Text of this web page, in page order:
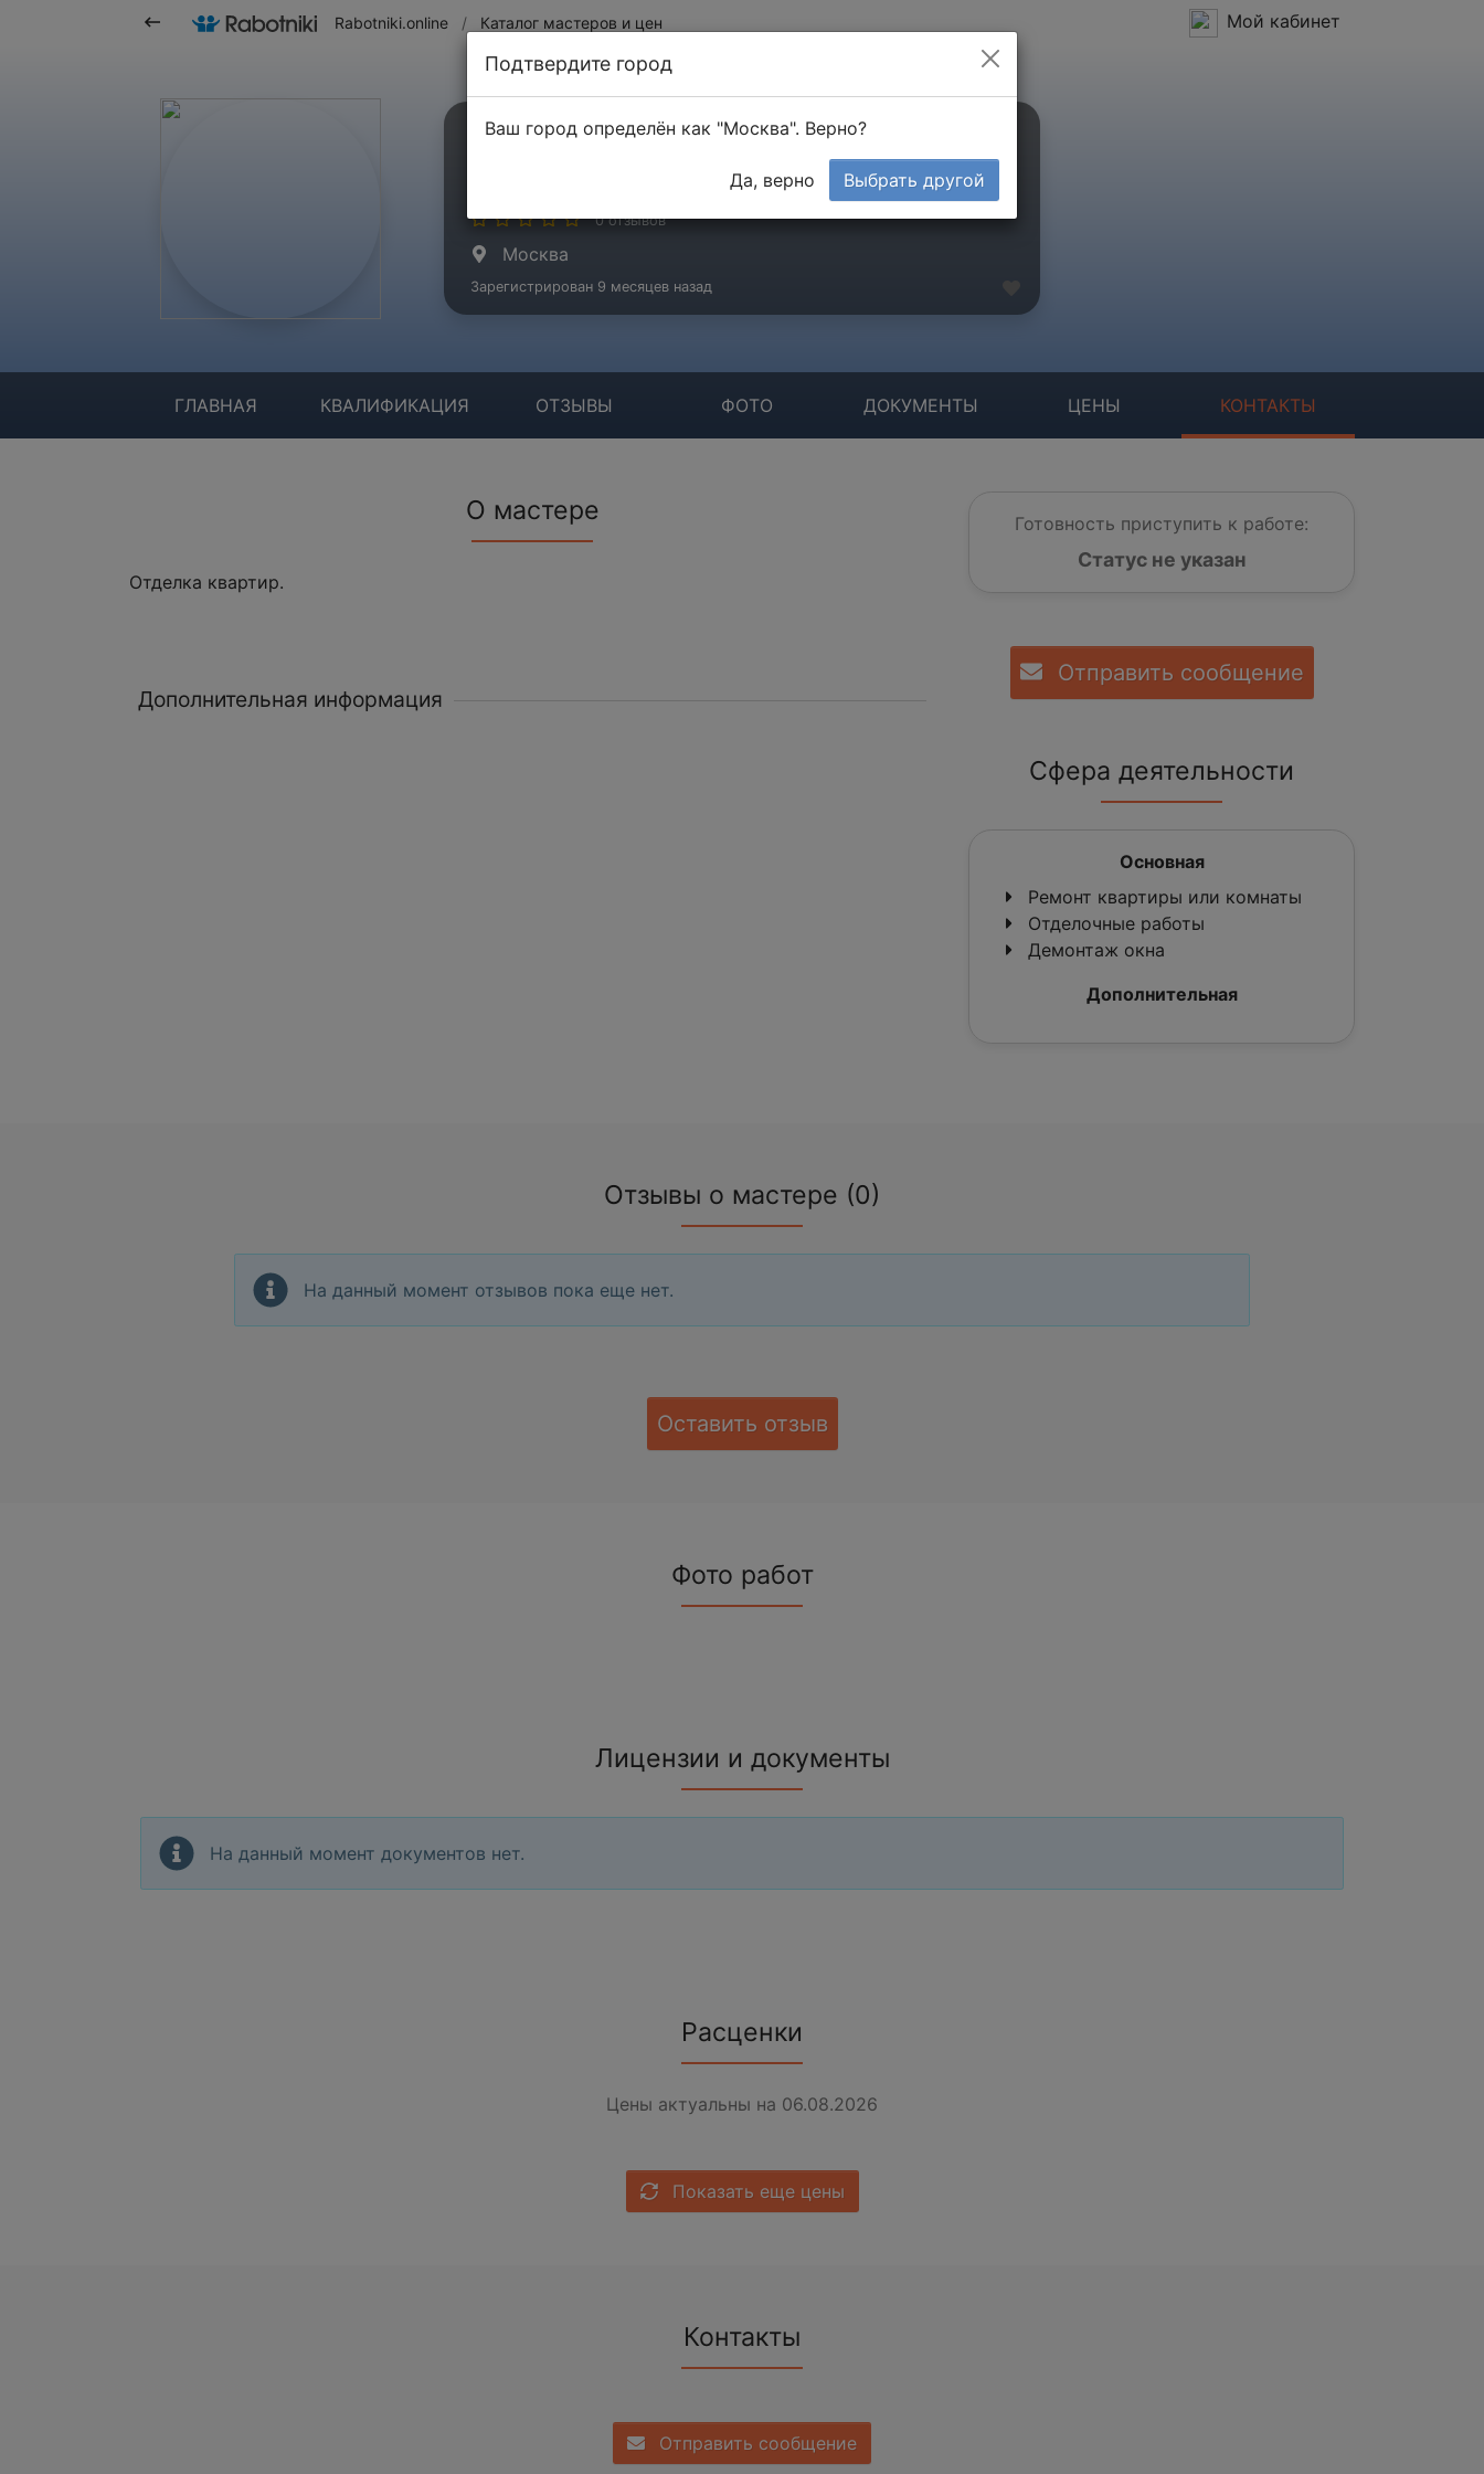
Rabotniki.online / Каталог мастеров и цен Мой кабинет
Ульяшов Дмитрий
0 отзывов
Москва
Зарегистрирован 9 месяцев назад
ГЛАВНАЯ КВАЛИФИКАЦИЯ ОТЗЫВЫ ФОТО ДОКУМЕНТЫ ЦЕНЫ КОНТАКТЫ
О мастере
Отделка квартир.
Дополнительная информация
Готовность приступить к работе:
Статус не указан
Отправить сообщение
Сфера деятельности
Основная
Ремонт квартиры или комнаты
Отделочные работы
Демонтаж окна
Дополнительная
Отзывы о мастере (0)
На данный момент отзывов пока еще нет.
Оставить отзыв
Фото работ
Лицензии и документы
На данный момент документов нет.
Расценки
Цены актуальны на 06.08.2026
Показать еще цены
Контакты
Отправить сообщение
Подтвердите город
Ваш город определён как "Москва". Верно?
Да, верно Выбрать другой